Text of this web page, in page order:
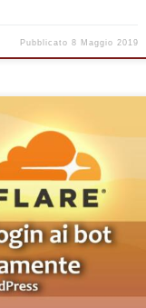
Pubblicato8 Maggio 2019
definitivo per bloccare
tentano di effettuare
Utilizzando
specifico per i software
di default WordPress,
è valida per qualsiasi